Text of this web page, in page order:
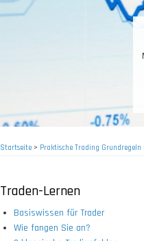
Mit
Startseite> Praktische Trading Grundregeln
Traden-Lernen
Basiswissen für Trader
Wie fangen Sie an?